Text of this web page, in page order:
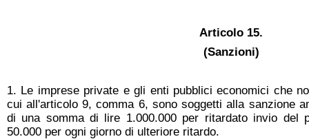
Articolo 15.
(Sanzioni)
1. Le imprese private e gli enti pubblici economici che
cui all'articolo 9, comma 6, sono soggetti alla sanzione
di una somma di lire 1.000.000 per ritardato invio del
50.000 per ogni giorno di ulteriore ritardo.